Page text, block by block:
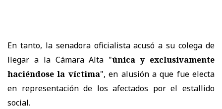
En tanto, la senadora oficialista acusó a su colega de
llegar a la Cámara Alta "única y exclusivamente
haciéndose la víctima", en alusión a que fue electa
en representación de los afectados por el estallido
social.